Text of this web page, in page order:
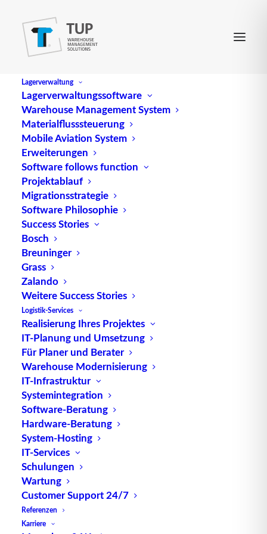
Lagerverwaltung
Lagerverwaltungssoftware
Warehouse Management System
Materialflusssteuerung
Mobile Aviation System
Erweiterungen
Software follows function
Projektablauf
Migrationsstrategie
Software Philosophie
Success Stories
Bosch
Breuninger
Grass
Zalando
Weitere Success Stories
Logistik-Services
Realisierung Ihres Projektes
IT-Planung und Umsetzung
Für Planer und Berater
Warehouse Modernisierung
IT-Infrastruktur
Systemintegration
Software-Beratung
Hardware-Beratung
System-Hosting
IT-Services
Schulungen
Wartung
Customer Support 24/7
Referenzen
Karriere
Europoolpalette
EineEuropoolpalette
genormteVierwegpalette, auch Flachpalette
genannt. Sie entspricht den Bestimmungen der
EuropeanPalletAssociation( EPAL
wird diePalette z.B. mit einem
wieGabelstapler oder Hubwagen. Der Begriff
Vierwegpalette deutet auf die Möglichkeit hin, die
Palette von allen vier Seiten aus zu beladen und
aufzunehmen.
Maße und technische Daten der
Europalette
Grundfläche: 0,96 m²
Maße: 1200 x 800 x 144 mm (Länge x Breite x